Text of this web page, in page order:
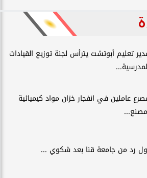
تعليم أبوتشت يترأس لجنة توزيع القيادات
عاملين في انفجار خزان مواد كيميائية
رد من جامعة قنا بعد شكوي ...